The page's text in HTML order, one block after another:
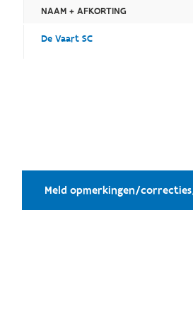
NAAM + AFKORTING
De Vaart SC
Meld opmerkingen/